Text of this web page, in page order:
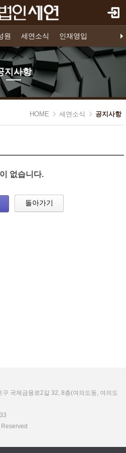
원 세연소식 인재영입
화금융 기업법무 소송/중재
원하기
지사항
HOME 세연소식 공지사항
없습니다.
돌아가기
국제금융로2길 32, 8층(여의도동, 여의도